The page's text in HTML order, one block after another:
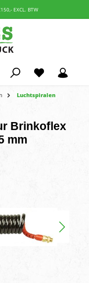
EXCL. BTW
Luchtspiralen
Brinkoflex
mm